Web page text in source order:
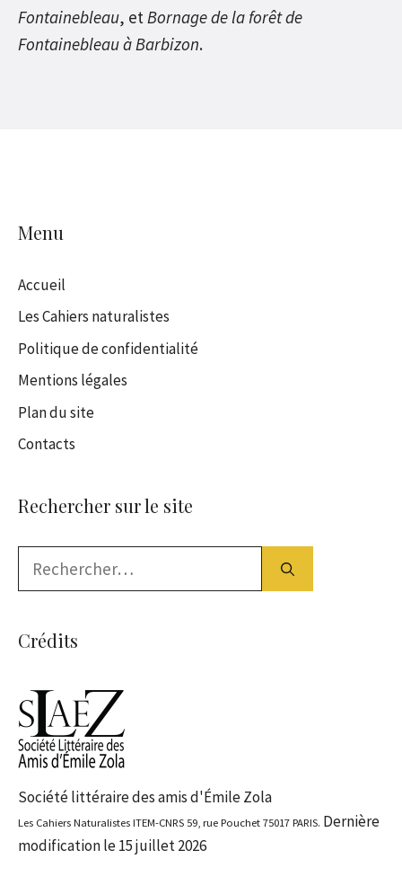
Fontainebleau, et Bornage de la forêt de
Fontainebleau à Barbizon.
Menu
Accueil
Les Cahiers naturalistes
Politique de confidentialité
Mentions légales
Plan du site
Contacts
Rechercher sur le site
Crédits
Société littéraire des amis d'Émile Zola
Les Cahiers Naturalistes ITEM-CNRS 59, rue Pouchet 75017 PARIS. Dernière
modification le 15 juillet 2026